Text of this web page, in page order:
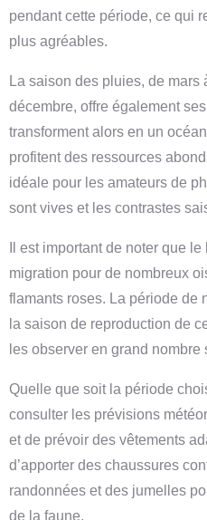
pendant cette période, ce qui
plus agréables.
La saison des pluies, de mars
décembre, offre également
transforment alors en un
profitent des ressources
idéale pour les amateurs de
sont vives et les contrastes
Il est important de noter que
migration pour de nombreux
flamants roses. La période de
la saison de reproduction de
les observer en grand nombre
Quelle que soit la période
consulter les prévisions
et de prévoir des vêtements
d’apporter des chaussures
randonnées et des jumelles
de la faune.